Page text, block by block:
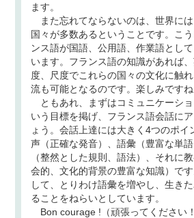
ます。
また忘れてならないのは、世界に
国々が多数あるということです。こ
ンス語が国語、公用語、作業語とし
います。フランス語の知識があれば
度、尺度でこれらの国々の文化に触
流も可能となるのです。楽しみですね
ともあれ、まずはコミュニケーショ
いう目標を掲げ、フランス語会話に
ょう。会話上達には大きく4つのポイ
声（正確な発音）、語彙（豊富な単
（整然とした規則、語法）、それに
会的、文化的背景の豊富な知識）で
して、とりわけ語彙を増やし、生き
ることをねらいとしています。
Bon courage !（頑張ってください！